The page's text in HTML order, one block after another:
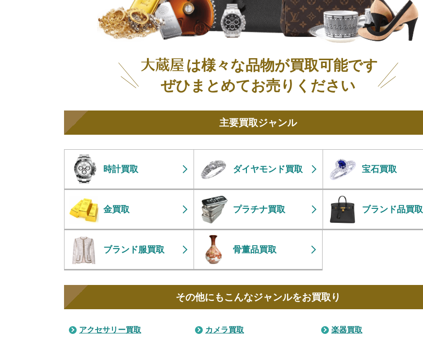
は様々な品物が買取可能です
ぜひまとめてお売りください
主要買取ジャンル
時計買取 ダイヤモンド買取 宝石買取
金買取 プラチナ買取 ブランド品買取
ブランド服買取 骨董品買取
その他にもこんなジャンルをお買取り
アクセサリー買取 カメラ買取 楽器買取